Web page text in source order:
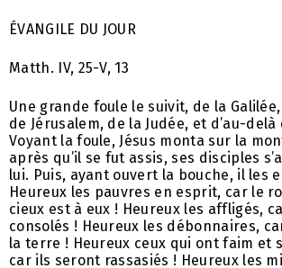
ÉVANGILE DU JOUR
Matth. IV, 25-V, 13
Une grande foule le suivit, de la
de Jérusalem, de la Judée, et d’au-delà
Voyant la foule, Jésus monta sur la
après qu’il se fut assis, ses disciples
lui. Puis, ayant ouvert la bouche, il les
Heureux les pauvres en esprit, car le
cieux est à eux ! Heureux les affligés,
consolés ! Heureux les débonnaires,
la terre ! Heureux ceux qui ont faim et
car ils seront rassasiés ! Heureux les